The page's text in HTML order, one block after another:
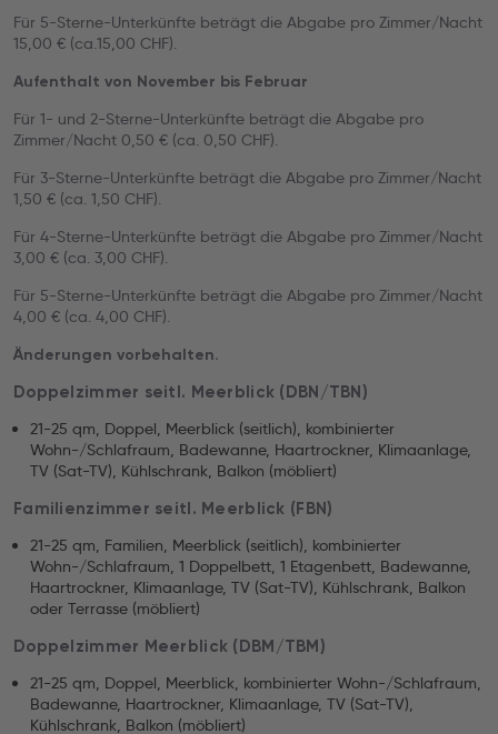
Für 5-Sterne-Unterkünfte beträgt die Abgabe pro Zimmer/Nacht
15,00 € (ca.15,00 CHF).
Aufenthalt von November bis Februar
Für 1- und 2-Sterne-Unterkünfte beträgt die Abgabe pro
Zimmer/Nacht 0,50 € (ca. 0,50 CHF).
Für 3-Sterne-Unterkünfte beträgt die Abgabe pro Zimmer/Nacht
1,50 € (ca. 1,50 CHF).
Für 4-Sterne-Unterkünfte beträgt die Abgabe pro Zimmer/Nacht
3,00 € (ca. 3,00 CHF).
Für 5-Sterne-Unterkünfte beträgt die Abgabe pro Zimmer/Nacht
4,00 € (ca. 4,00 CHF).
Änderungen vorbehalten.
Doppelzimmer seitl. Meerblick (DBN/TBN)
21-25 qm, Doppel, Meerblick (seitlich), kombinierter
Wohn-/Schlafraum, Badewanne, Haartrockner, Klimaanlage,
TV (Sat-TV), Kühlschrank, Balkon (möbliert)
Familienzimmer seitl. Meerblick (FBN)
21-25 qm, Familien, Meerblick (seitlich), kombinierter
Wohn-/Schlafraum, 1 Doppelbett, 1 Etagenbett, Badewanne,
Haartrockner, Klimaanlage, TV (Sat-TV), Kühlschrank, Balkon
oder Terrasse (möbliert)
Doppelzimmer Meerblick (DBM/TBM)
21-25 qm, Doppel, Meerblick, kombinierter Wohn-/Schlafraum,
Badewanne, Haartrockner, Klimaanlage, TV (Sat-TV),
Kühlschrank, Balkon (möbliert)